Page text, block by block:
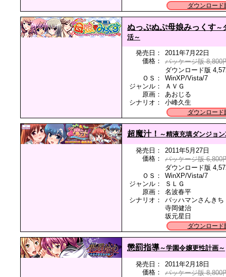
ダウンロード
ぬっぷぬぷ母娘みっくす～
活～
発売日：
2011年7月22日
価格：
パッケージ版 8,800
ダウンロード版
ＯＳ：
WinXP/Vista/7
ジャンル：
ＡＶＧ
原画：
あおじる
シナリオ：
小峰久生
ダウンロード
超魔汁！ ～精液充填ダンジョ
発売日：
2011年5月27日
価格：
パッケージ版 6,800
ダウンロード版
ＯＳ：
WinXP/Vista/7
ジャンル：
ＳＬＧ
原画：
名波春平
シナリオ：
バッハマンさんきち
寺岡健治
坂元星日
ダウンロード
懲罰指導～学園令嬢更性計画～
発売日：
2011年2月18日
価格：
パッケージ版 8,800